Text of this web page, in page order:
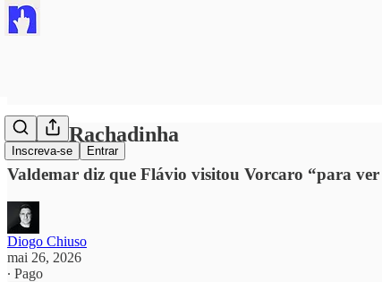
Inscreva-se Entrar
#NãoÉRachadinha
Valdemar diz que Flávio visitou Vorcaro “para
Diogo Chiuso
mai 26, 2026
∙ Pago